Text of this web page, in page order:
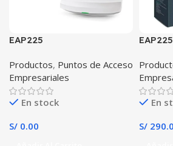
EAP225
Productos, Puntos de Acceso
Empresariales
En stock
S/ 0.00
En
S/